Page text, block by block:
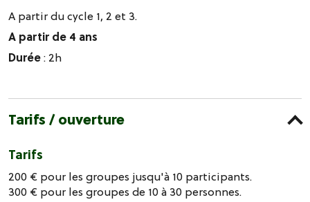
A partir du cycle 1, 2 et 3.
A partir de 4 ans
Durée: 2h
Tarifs / ouverture
Tarifs
200 € pour les groupes jusqu'à 10 participants.
300 € pour les groupes de 10 à 30 personnes.